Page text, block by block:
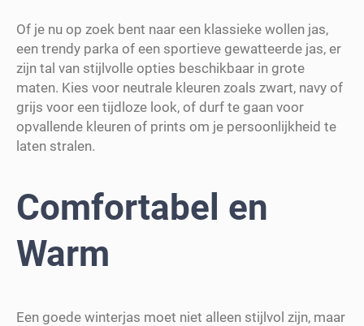
Of je nu op zoek bent naar een klassieke wollen jas,
een trendy parka of een sportieve gewatteerde jas, er
zijn tal van stijlvolle opties beschikbaar in grote
maten. Kies voor neutrale kleuren zoals zwart, navy of
grijs voor een tijdloze look, of durf te gaan voor
opvallende kleuren of prints om je persoonlijkheid te
laten stralen.
Comfortabel en
Warm
Een goede winterjas moet niet alleen stijlvol zijn, maar